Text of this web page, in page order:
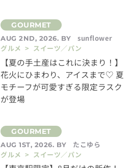
AUG 2ND, 2026. BY
sunflower
グルメ > スイーツ／パン
【夏の手土産はこれに決まり！】
花火にひまわり、アイスまで♡ 夏
モチーフが可愛すぎる限定ラスク
が登場
AUG 1ST, 2026. BY
たこゆら
グルメ > スイーツ／パン